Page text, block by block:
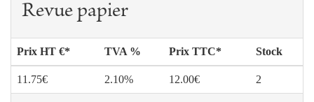
Revue papier
Prix HT €* TVA % Prix TTC* Stock
11.75€ 2.10% 12.00€ 2